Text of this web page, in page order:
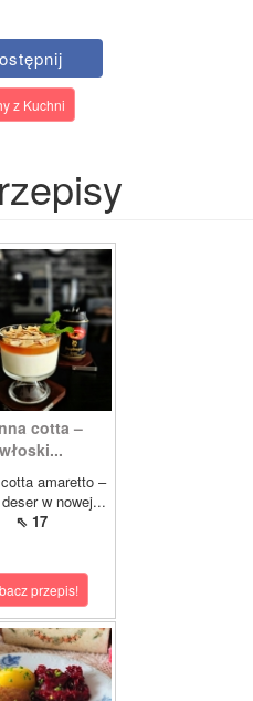
z Kuchni
cotta –
włoski...
amaretto –
w nowej...
⇖ 17
przepis!